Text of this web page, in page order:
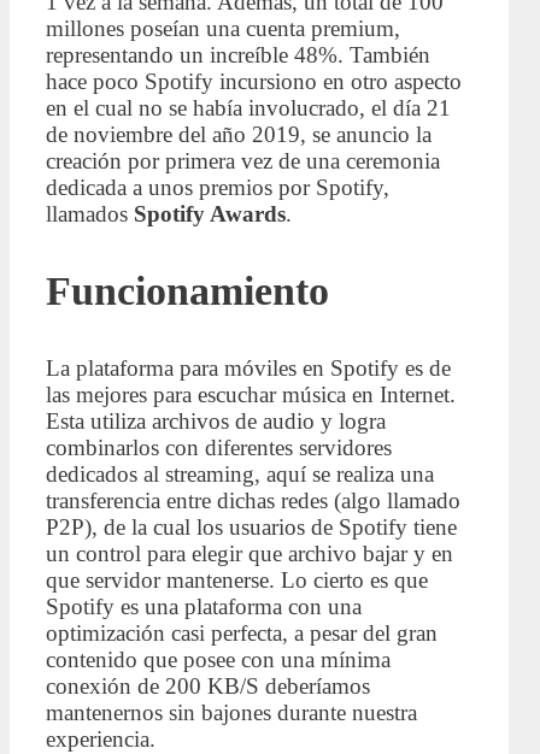
millones poseían una cuenta premium,
representando un increíble 48%. También
hace poco Spotify incursiono en otro aspecto
en el cual no se había involucrado, el día 21
de noviembre del año 2019, se anuncio la
creación por primera vez de una ceremonia
dedicada a unos premios por Spotify,
llamados Spotify Awards.
Funcionamiento
La plataforma para móviles en Spotify es de
las mejores para escuchar música en Internet.
Esta utiliza archivos de audio y logra
combinarlos con diferentes servidores
dedicados al streaming, aquí se realiza una
transferencia entre dichas redes (algo llamado
P2P), de la cual los usuarios de Spotify tiene
un control para elegir que archivo bajar y en
que servidor mantenerse. Lo cierto es que
Spotify es una plataforma con una
optimización casi perfecta, a pesar del gran
contenido que posee con una mínima
conexión de 200 KB/S deberíamos
mantenernos sin bajones durante nuestra
experiencia.